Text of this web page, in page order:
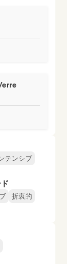
テンシブ
折衷的